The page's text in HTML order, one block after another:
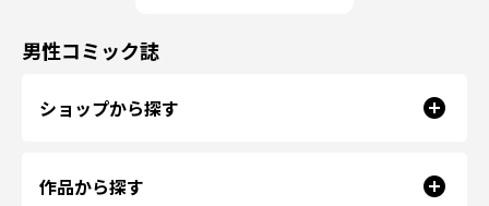
男性コミック誌
ショップから探す
作品から探す